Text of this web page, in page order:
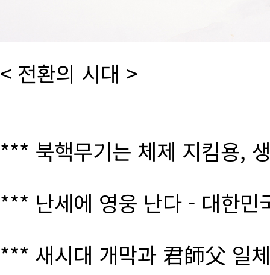
< 전환의 시대 >
*** 북핵무기는 체제 지킴용,
*** 난세에 영웅 난다 - 대한
*** 새시대 개막과 君師父 일